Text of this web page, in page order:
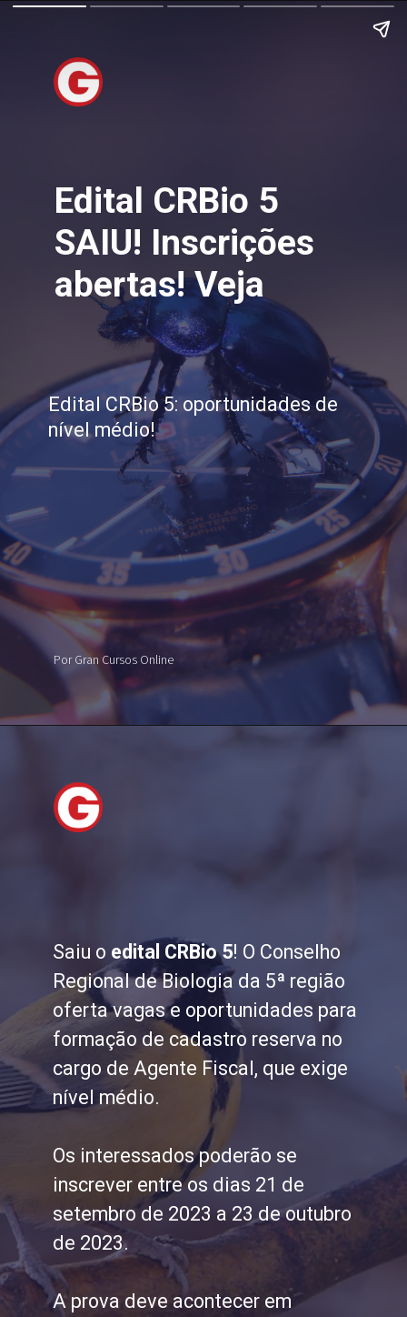
Edital CRBio 5
SAIU! Inscrições
abertas! Veja
Edital CRBio 5: oportunidades de
nível médio!
Por Gran Cursos Online
Saiu o edital CRBio 5! O Conselho
Regional de Biologia da 5ª região
oferta vagas e oportunidades para
formação de cadastro reserva no
cargo de Agente Fiscal, que exige
nível médio.
Os interessados poderão se
inscrever entre os dias 21 de
setembro de 2023 a 23 de outubro
de 2023.
A prova deve acontecer em